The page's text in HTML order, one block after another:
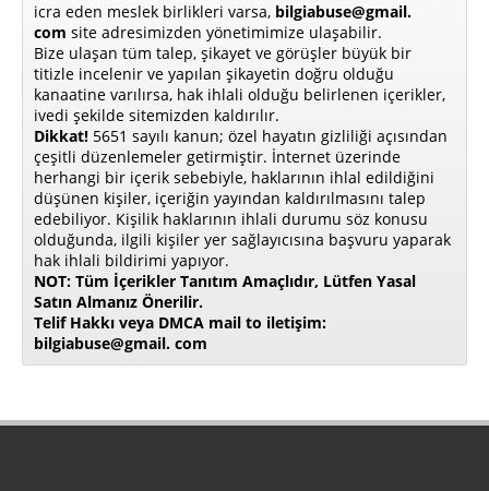
icra eden meslek birlikleri varsa, bilgiabuse@gmail.
com site adresimizden yönetimimize ulaşabilir.
Bize ulaşan tüm talep, şikayet ve görüşler büyük bir
titizle incelenir ve yapılan şikayetin doğru olduğu
kanaatine varılırsa, hak ihlali olduğu belirlenen içerikler,
ivedi şekilde sitemizden kaldırılır.
Dikkat! 5651 sayılı kanun; özel hayatın gizliliği açısından
çeşitli düzenlemeler getirmiştir. İnternet üzerinde
herhangi bir içerik sebebiyle, haklarının ihlal edildiğini
düşünen kişiler, içeriğin yayından kaldırılmasını talep
edebiliyor. Kişilik haklarının ihlali durumu söz konusu
olduğunda, ilgili kişiler yer sağlayıcısına başvuru yaparak
hak ihlali bildirimi yapıyor.
NOT: Tüm İçerikler Tanıtım Amaçlıdır, Lütfen Yasal
Satın Almanız Önerilir.
Telif Hakkı veya DMCA mail to iletişim:
bilgiabuse@gmail. com